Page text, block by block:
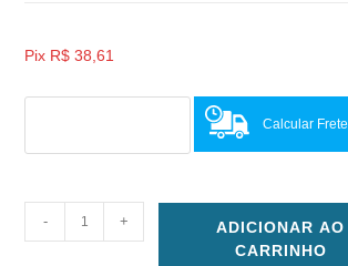
Pix R$ 38,61
Calcular Frete
- +
ADICIONAR AO
CARRINHO